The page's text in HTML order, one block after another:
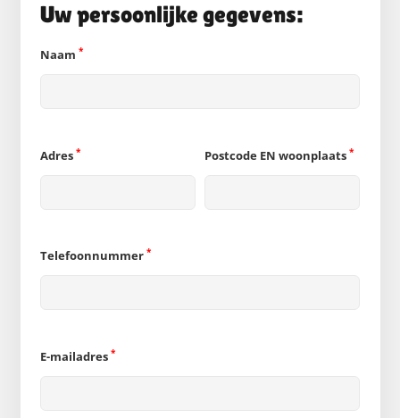
Uw persoonlijke gegevens:
Naam *
Adres * Postcode EN woonplaats *
Telefoonnummer *
E-mailadres *